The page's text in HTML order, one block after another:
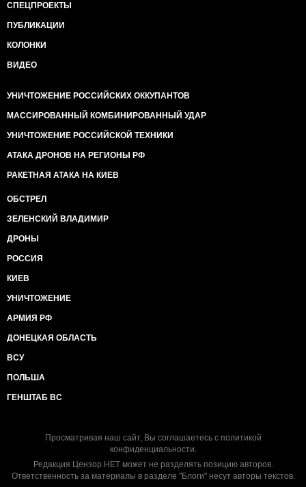
СПЕЦПРОЕКТЫ
ПУБЛИКАЦИИ
КОЛОНКИ
ВИДЕО
УНИЧТОЖЕНИЕ РОССИЙСКИХ ОККУПАНТОВ
МАССИРОВАННЫЙ КОМБИНИРОВАННЫЙ УДАР
УНИЧТОЖЕНИЕ РОССИЙСКОЙ ТЕХНИКИ
АТАКА ДРОНОВ НА РЕГИОНЫ РФ
РАКЕТНАЯ АТАКА НА КИЕВ
ОБСТРЕЛ
ЗЕЛЕНСКИЙ ВЛАДИМИР
ДРОНЫ
РОССИЯ
КИЕВ
УНИЧТОЖЕНИЕ
АРМИЯ РФ
ДОНЕЦКАЯ ОБЛАСТЬ
ВСУ
ПОЛЬША
ГЕНШТАБ ВС
Просматривая наш сайт, Вы соглашаетесь с политикой
конфиденциальности.
Редакция Цензор.НЕТ может не разделять позицию авторов.
Ответственность за материалы в разделе "Блоги" несут авторы текстов.